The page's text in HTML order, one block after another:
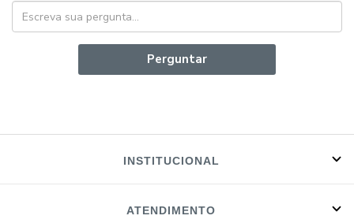
Perguntar
INSTITUCIONAL
ATENDIMENTO